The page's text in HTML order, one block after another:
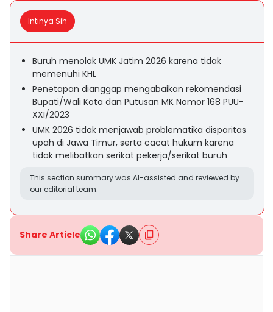
Intinya Sih
Buruh menolak UMK Jatim 2026 karena tidak
memenuhi KHL
Penetapan dianggap mengabaikan rekomendasi
Bupati/Wali Kota dan Putusan MK Nomor 168 PUU-
XXI/2023
UMK 2026 tidak menjawab problematika disparitas
upah di Jawa Timur, serta cacat hukum karena
tidak melibatkan serikat pekerja/serikat buruh
This section summary was AI-assisted and reviewed by
our editorial team.
Share Article